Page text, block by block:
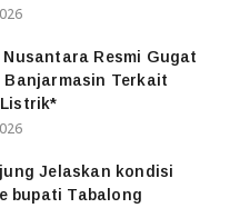
Nusantara Resmi Gugat
Banjarmasin Terkait
Jelaskan kondisi
bupati Tabalong